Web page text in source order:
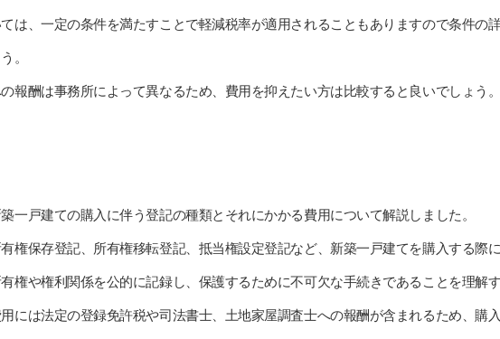
は、一定の条件を満たすことで軽減税率が適用されることもありますので条件の
。
報酬は事務所によって異なるため、費用を抑えたい方は比較すると良いでしょう
一戸建ての購入に伴う登記の種類とそれにかかる費用について解説しました。
権保存登記、所有権移転登記、抵当権設定登記など、新築一戸建てを購入する際
権や権利関係を公的に記録し、保護するために不可欠な手続きであることを理解
には法定の登録免許税や司法書士、土地家屋調査士への報酬が含まれるため、購